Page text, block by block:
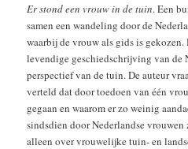
Er stond een vrouw in de tuin. Een
samen een wandeling door de
waarbij de vrouw als gids is
levendige geschiedschrijving van de
perspectief van de tuin. De auteur
verteld dat door toedoen van één
gegaan en waarom er zo weinig
sindsdien door Nederlandse
alleen over vrouwelijke tuin- en